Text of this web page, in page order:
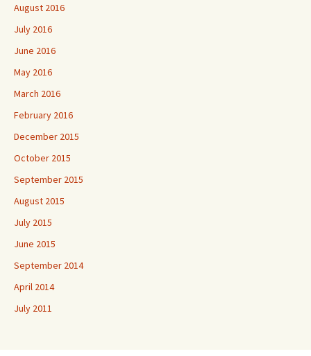
August 2016
July 2016
June 2016
May 2016
March 2016
February 2016
December 2015
October 2015
September 2015
August 2015
July 2015
June 2015
September 2014
April 2014
July 2011